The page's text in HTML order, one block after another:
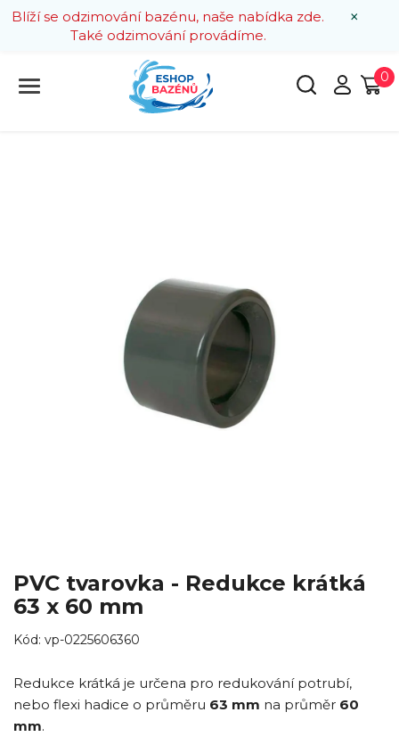
×
Blíží se odzimování bazénu, naše nabídka zde.
Také odzimování provádíme.
0
PVC tvarovka - Redukce krátká
63 x 60 mm
Kód: vp-0225606360
Redukce krátká je určena pro redukování potrubí,
nebo flexi hadice o průměru 63 mm na průměr 60
mm.